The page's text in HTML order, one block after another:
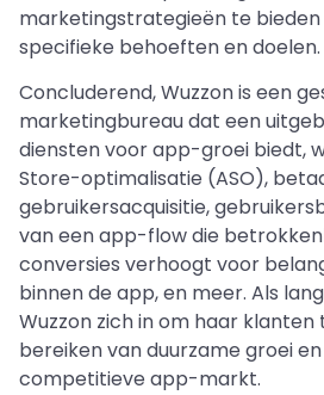
marketingstrategieën te bieden
specifieke behoeften en doelen.
Concluderend, Wuzzon is een
marketingbureau dat een
diensten voor app-groei biedt,
Store-optimalisatie (ASO),
gebruikersacquisitie,
van een app-flow die
conversies verhoogt voor
binnen de app, en meer. Als
Wuzzon zich in om haar
bereiken van duurzame groei
competitieve app-markt.